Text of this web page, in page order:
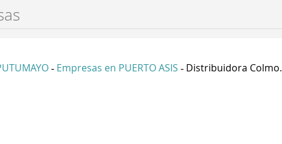
- Empresas en PUERTO ASIS - Distribuidora